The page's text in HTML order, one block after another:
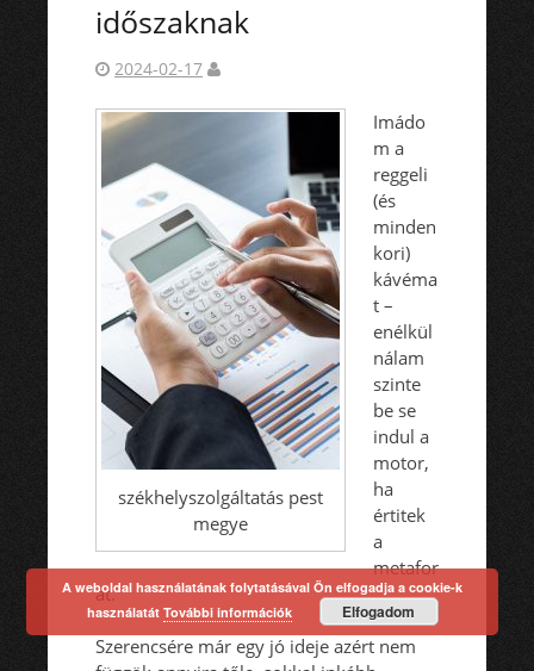
időszaknak
2024-02-17
székhelyszolgáltatás pest
megye
Imádo
m a
reggeli
(és
minden
kori)
kávéma
t –
enélkül
nálam
szinte
be se
indul a
motor,
ha
értitek
a
metafor
át.
Szerencsére már egy jó ideje azért nem
A weboldal használatának folytatásával Ön elfogadja a cookie-k
használatát További információk Elfogadom